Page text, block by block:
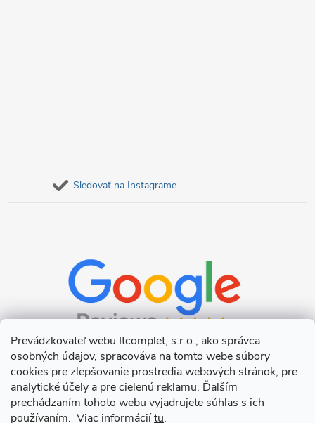
Prevádzkovateľ webu Itcomplet, s.r.o., ako správca
osobných údajov, spracováva na tomto webe súbory
cookies pre zlepšovanie prostredia webových stránok, pre
analytické účely a pre cielenú reklamu. Ďalším
prechádzaním tohoto webu vyjadrujete súhlas s ich
používaním. Viac informáciítu.
Sledovať na Instagrame